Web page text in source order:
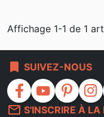
Affichage 1-1 de 1
bookmark SUIVEZ-NOUS
facebook youtube pinterest instagram
mail_outline S'INSCRIRE À